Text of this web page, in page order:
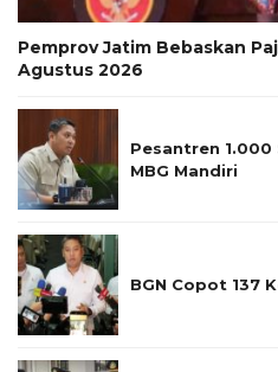
Pemprov Jatim Bebaskan
Agustus 2026
Pesantren
MBG Mandiri
BGN Copot 137